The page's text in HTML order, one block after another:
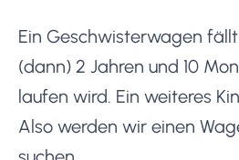
Ein Geschwisterwagen
(dann) 2 Jahren und 10
laufen wird. Ein weiteres
Also werden wir einen